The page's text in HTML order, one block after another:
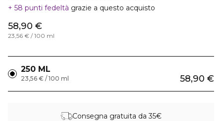
58 punti fedeltà grazie a questo acquisto
58,90 €
23,56 € / 100 ml
250 ML
58,90 €
23,56 € / 100 ml
Consegna gratuita da 35€